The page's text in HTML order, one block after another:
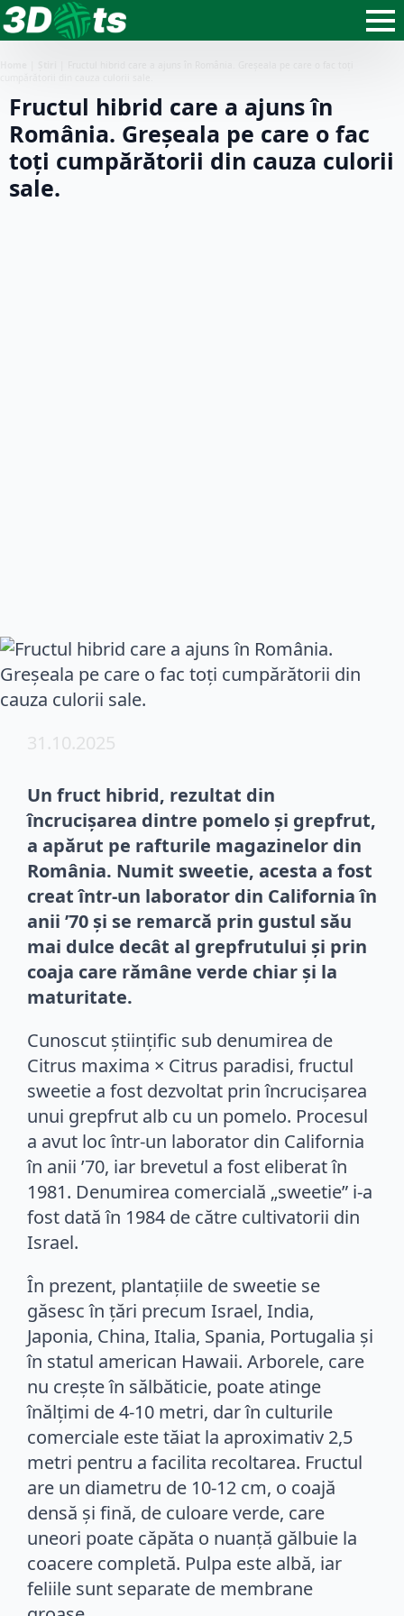
Fructul hibrid care a ajuns în
România. Greșeala pe care o fac
toți cumpărătorii din cauza culorii
sale.
31.10.2025
Un fruct hibrid, rezultat din
încrucișarea dintre pomelo și grepfrut,
a apărut pe rafturile magazinelor din
România. Numit sweetie, acesta a fost
creat într-un laborator din California în
anii ’70 și se remarcă prin gustul său
mai dulce decât al grepfrutului și prin
coaja care rămâne verde chiar și la
maturitate.
Cunoscut științific sub denumirea de
Citrus maxima × Citrus paradisi, fructul
sweetie a fost dezvoltat prin încrucișarea
unui grepfrut alb cu un pomelo. Procesul
a avut loc într-un laborator din California
în anii ’70, iar brevetul a fost eliberat în
1981. Denumirea comercială „sweetie” i-a
fost dată în 1984 de către cultivatorii din
Israel.
În prezent, plantațiile de sweetie se
găsesc în țări precum Israel, India,
Japonia, China, Italia, Spania, Portugalia și
în statul american Hawaii. Arborele, care
nu crește în sălbăticie, poate atinge
înălțimi de 4-10 metri, dar în culturile
comerciale este tăiat la aproximativ 2,5
metri pentru a facilita recoltarea. Fructul
are un diametru de 10-12 cm, o coajă
densă și fină, de culoare verde, care
uneori poate căpăta o nuanță gălbuie la
coacere completă. Pulpa este albă, iar
feliile sunt separate de membrane